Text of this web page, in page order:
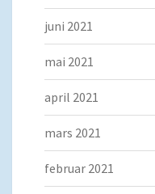
juni 2021
mai 2021
april 2021
mars 2021
februar 2021